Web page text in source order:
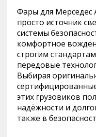
Фары для Мерседес
просто источник
системы
комфортное
строгим
передовые
Выбирая
этих грузовиков
надёжности и
также в